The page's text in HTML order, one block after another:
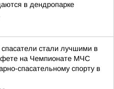
в дендропарке
стали лучшими в
на Чемпионате МЧС
спасательному спорту в